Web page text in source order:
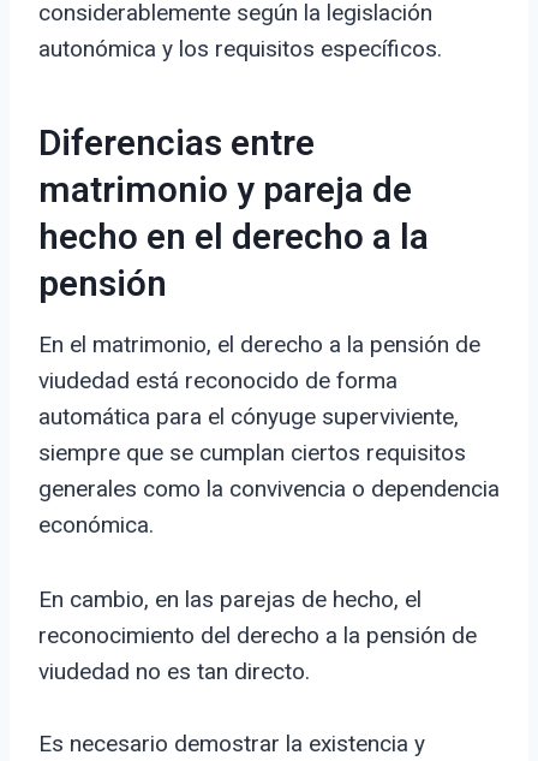
considerablemente según la legislación
autonómica y los requisitos específicos.
Diferencias entre
matrimonio y pareja de
hecho en el derecho a la
pensión
En el matrimonio, el derecho a la pensión de
viudedad está reconocido de forma
automática para el cónyuge superviviente,
siempre que se cumplan ciertos requisitos
generales como la convivencia o dependencia
económica.
En cambio, en las parejas de hecho, el
reconocimiento del derecho a la pensión de
viudedad no es tan directo.
Es necesario demostrar la existencia y